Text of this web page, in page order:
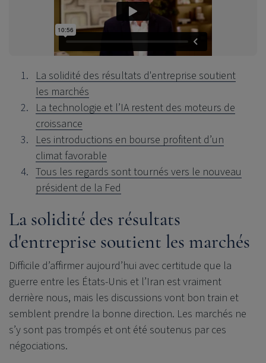
La solidité des résultats d'entreprise soutient
les marchés
La technologie et l’IA restent des moteurs de
croissance
Les introductions en bourse profitent d’un
climat favorable
Tous les regards sont tournés vers le nouveau
président de la Fed
La solidité des résultats
d'entreprise soutient les marchés
Difficile d’affirmer aujourd’hui avec certitude que la
guerre entre les États-Unis et l’Iran est vraiment
derrière nous, mais les discussions vont bon train et
semblent prendre la bonne direction. Les marchés ne
s’y sont pas trompés et ont été soutenus par ces
négociations.